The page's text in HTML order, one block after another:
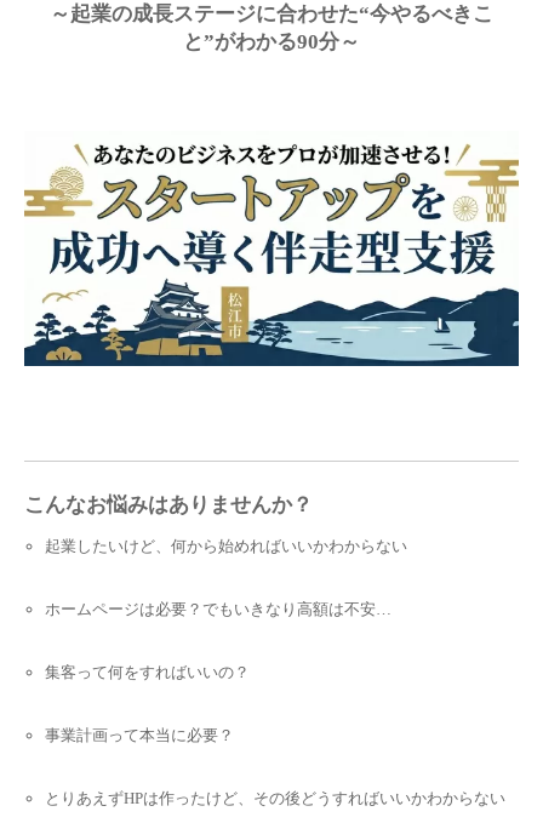
～起業の成長ステージに合わせた“今やるべきこ
と”がわかる90分～
こんなお悩みはありませんか？
起業したいけど、何から始めればいいかわからない
ホームページは必要？でもいきなり高額は不安…
集客って何をすればいいの？
事業計画って本当に必要？
とりあえずHPは作ったけど、その後どうすればいいかわからない